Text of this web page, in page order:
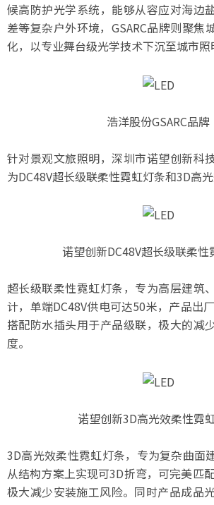
候高防护光学系统，能够从容应对海边
差等复杂户外环境，GSARC品牌则聚焦
化，以专业舞台级光学技术下沉至城市照
浩洋股份GSARC品牌
针对景观文旅照明，深圳市诺望创新科
为DC48V超长级联柔性霓虹灯条和3D高
诺望创新DC48V超长级联柔性
超长级联柔性霓虹灯条，专为高层建筑
计，单端DC48V供电可达50米，产品出
搭配防水插头用于产品级联，极大的减
度。
诺望创新3D高光效柔性霓
3D高光效柔性霓虹灯条，专为复杂曲面
从结构方案上实现可3D折弯，可完美匹
极大减少安装施工风险。同时产品成品